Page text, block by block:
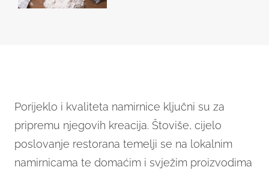
Porijeklo i kvaliteta namirnice ključni su za
pripremu njegovih kreacija. Štoviše, cijelo
poslovanje restorana temelji se na lokalnim
namirnicama te domaćim i svježim proizvodima